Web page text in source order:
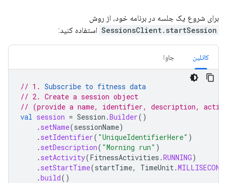
برای شروع یک جلسه در برنامه خود، از روش
SessionsClient.startSession استفاده کنید:
کاتلین جاوا
// 1. Subscribe to fitness data
// 2. Create a session object
// (provide a name, identifier, description,
val session = Session .Builder()
. setName(sessionName)
. setIdentifier( "UniqueIdentifierHere" )
. setDescription( "Morning run" )
. setActivity(FitnessActivities .RUNNING)
. setStartTime(startTime, TimeUnit.
.build()